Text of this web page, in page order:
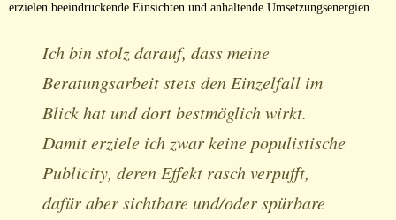
erzielen beeindruckende Einsichten und anhaltende Umsetzungsenergien.
Ich bin stolz darauf, dass meine
Beratungsarbeit stets den Einzelfall im
Blick hat und dort bestmöglich wirkt.
Damit erziele ich zwar keine populistische
Publicity, deren Effekt rasch verpufft,
dafür aber sichtbare und/oder spürbare